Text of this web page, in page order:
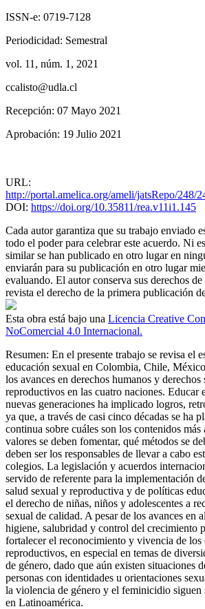
ISSN-e: 0719-7128
Periodicidad: Semestral
vol. 11 , núm. 1, 2021
ccalisto@udla.cl
Recepción: 07 Mayo 2021
Aprobación: 19 Julio 2021
URL:
http://portal.amelica.org/ameli/jatsRepo/248/
DOI: https://doi.org/10.35811/rea.v11i1.145
Cada autor garantiza que su trabajo enviado
todo el poder para celebrar este acuerdo. Ni
similar se han publicado en otro lugar en
enviarán para su publicación en otro lugar
evaluando. El autor conserva sus derechos
revista el derecho de la primera publicación
Esta obra está bajo una Licencia Creative
NoComercial 4.0 Internacional.
Resumen: En el presente trabajo se revisa el
educación sexual en Colombia, Chile,
los avances en derechos humanos y derechos
reproductivos en las cuatro naciones. Educar
nuevas generaciones ha implicado logros,
ya que, a través de casi cinco décadas se ha
continua sobre cuáles son los contenidos más
valores se deben fomentar, qué métodos se
deben ser los responsables de llevar a cabo
colegios. La legislación y acuerdos
servido de referente para la implementación
salud sexual y reproductiva y de políticas
el derecho de niñas, niños y adolescentes a
sexual de calidad. A pesar de los avances en
higiene, salubridad y control del crecimiento
fortalecer el reconocimiento y vivencia de los
reproductivos, en especial en temas de
de género, dado que aún existen situaciones
personas con identidades u orientaciones
la violencia de género y el feminicidio siguen
en Latinoamérica.